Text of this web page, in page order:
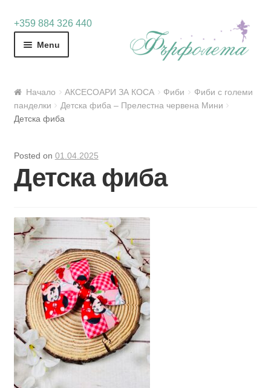
+359 884 326 440
Skip
Skip
Menu
Начало АКСЕСОАРИ ЗА КОСА Фиби
Фиби с големи
панделки
Детска фиба – Прелестна червена Мини
Детска фиба
Posted on 01.04.2025
Детска фиба